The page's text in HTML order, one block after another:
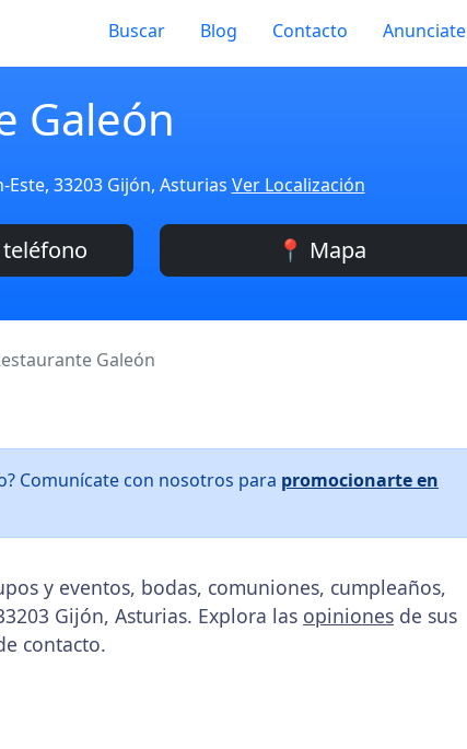
Buscar Blog Contacto Anunciate
Galeón
Este, 33203 Gijón, Asturias Ver Localización
📍 Mapa
Galeón
Comunícate con nosotros para promocionarte en
y eventos, bodas, comuniones, cumpleaños,
Gijón, Asturias. Explora las opiniones de sus
contacto.